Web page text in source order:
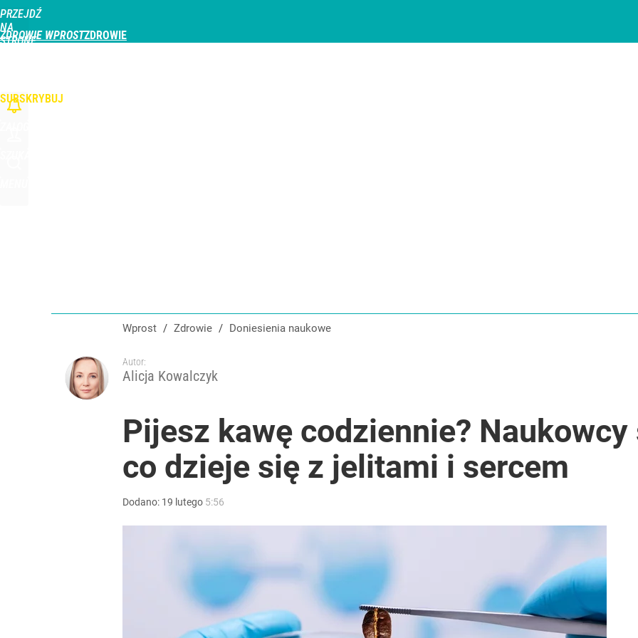
PRZEJDŹ
NA
STRONĘ
ZDROWIE WPROST
SUBSKRYBUJ
Wprost / Zdrowie / Doniesienia naukowe
Autor:
Alicja Kowalczyk
Pijesz kawę codziennie?
co dzieje się z jelitami i sercem
Dodano: 19 lutego 5:56